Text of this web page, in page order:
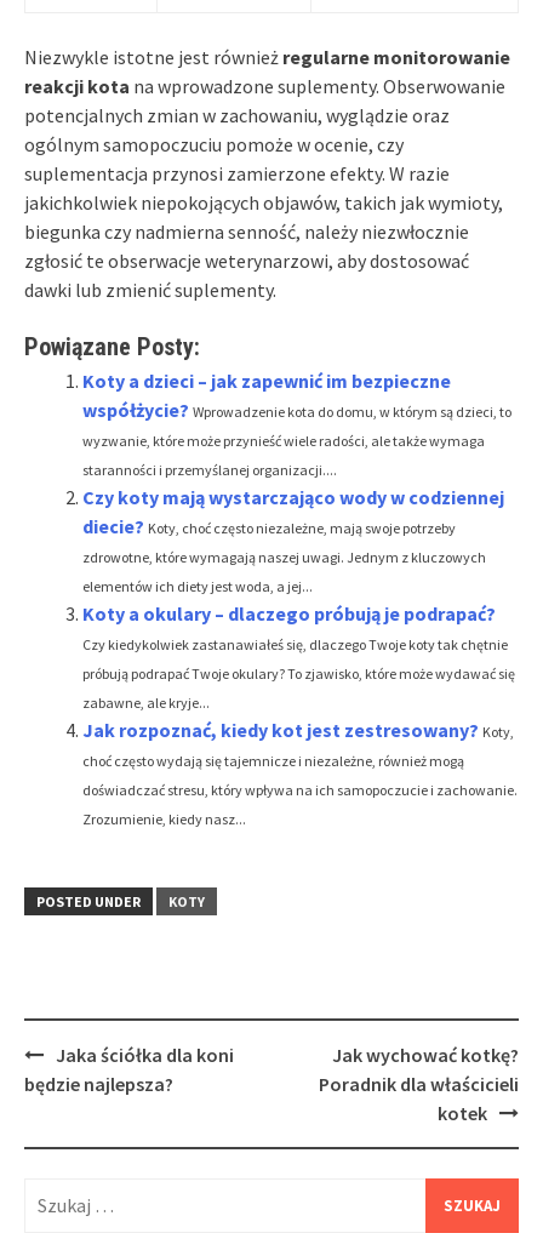
Niezwykle istotne jest również regularne monitorowanie
reakcji kota na wprowadzone suplementy. Obserwowanie
potencjalnych zmian w zachowaniu, wyglądzie oraz
ogólnym samopoczuciu pomoże w ocenie, czy
suplementacja przynosi zamierzone efekty. W razie
jakichkolwiek niepokojących objawów, takich jak wymioty,
biegunka czy nadmierna senność, należy niezwłocznie
zgłosić te obserwacje weterynarzowi, aby dostosować
dawki lub zmienić suplementy.
Powiązane Posty:
Koty a dzieci – jak zapewnić im bezpieczne
współżycie? Wprowadzenie kota do domu, w którym są dzieci, to
wyzwanie, które może przynieść wiele radości, ale także wymaga
staranności i przemyślanej organizacji....
Czy koty mają wystarczająco wody w codziennej
diecie? Koty, choć często niezależne, mają swoje potrzeby
zdrowotne, które wymagają naszej uwagi. Jednym z kluczowych
elementów ich diety jest woda, a jej...
Koty a okulary – dlaczego próbują je podrapać?
Czy kiedykolwiek zastanawiałeś się, dlaczego Twoje koty tak chętnie
próbują podrapać Twoje okulary? To zjawisko, które może wydawać się
zabawne, ale kryje...
Jak rozpoznać, kiedy kot jest zestresowany? Koty,
choć często wydają się tajemnicze i niezależne, również mogą
doświadczać stresu, który wpływa na ich samopoczucie i zachowanie.
Zrozumienie, kiedy nasz...
POSTED UNDER KOTY
Post
navigation
Jaka ściółka dla koni
będzie najlepsza?
Jak wychować kotkę?
Poradnik dla właścicieli
kotek